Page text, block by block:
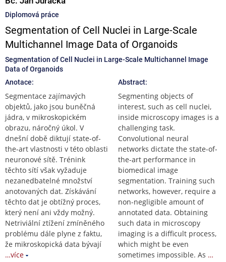
Diplomová práce
Segmentation of Cell Nuclei in Large-Scale
Multichannel Image Data of Organoids
Segmentation of Cell Nuclei in Large-Scale Multichannel Image
Data of Organoids
Anotace:
Segmentace zajímavých
objektů, jako jsou buněčná
jádra, v mikroskopickém
obrazu, náročný úkol. V
dnešní době diktují state-of-
the-art vlastnosti v této oblasti
neuronové sítě. Trénink
těchto sítí však vyžaduje
nezanedbatelné množství
anotovaných dat. Získávání
těchto dat je obtížný proces,
který není ani vždy možný.
Netriviální ztížení zmíněného
problému dále plyne z faktu,
že mikroskopická data bývají
…více
Abstract:
Segmenting objects of
interest, such as cell nuclei,
inside microscopy images is a
challenging task.
Convolutional neural
networks dictate the state-of-
the-art performance in
biomedical image
segmentation. Training such
networks, however, require a
non-negligible amount of
annotated data. Obtaining
such data in microscopy
imaging is a difficult process,
which might be even
sometimes impossible. As …